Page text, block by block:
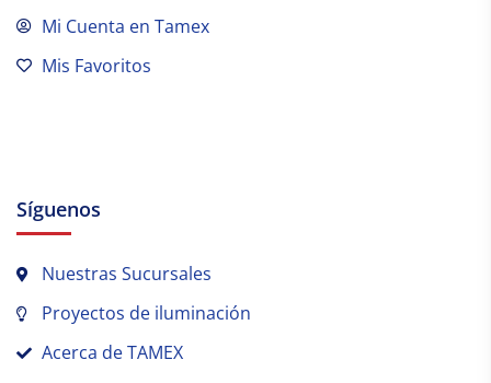
Mi Cuenta en Tamex
Mis Favoritos
Síguenos
Nuestras Sucursales
Proyectos de iluminación
Acerca de TAMEX